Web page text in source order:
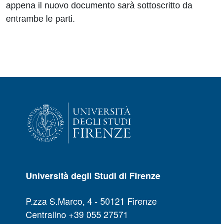
appena il nuovo documento sarà sottoscritto da
entrambe le parti.
Università degli Studi di Firenze
P.zza S.Marco, 4 - 50121 Firenze
Centralino +39 055 27571